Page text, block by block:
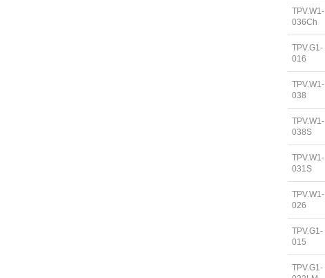
TPV.W1-
036Ch
TPV.G1-
016
TPV.W1-
038
TPV.W1-
038S
TPV.W1-
031S
TPV.W1-
026
TPV.G1-
015
TPV.G1-